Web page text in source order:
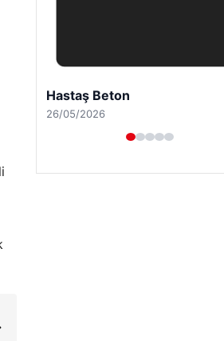
Enes Kaplan Avukatlık Bürosu
28/04/2026